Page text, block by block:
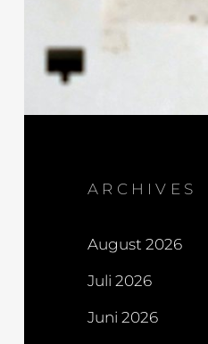
ARCHIVES
August 2026
Juli 2026
Juni 2026